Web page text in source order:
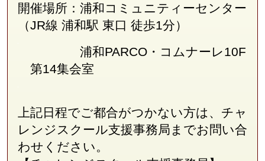
開催場所：浦和コミュニティーセンター
（JR線 浦和駅 東口 徒歩1分）
浦和PARCO・コムナーレ10F
第14集会室
上記日程でご都合がつかない方は、チャ
レンジスクール支援事務局 までお問い合
わせください。